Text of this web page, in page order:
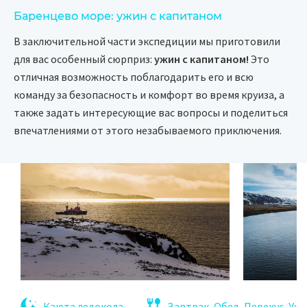
Баренцево море: ужин с капитаном
В заключительной части экспедиции мы приготовили
для вас особенный сюрприз: ужин с капитаном! Это
отличная возможность поблагодарить его и всю
команду за безопасность и комфорт во время круиза, а
также задать интересующие вас вопросы и поделиться
впечатлениями от этого незабываемого приключения.